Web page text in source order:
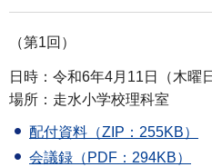
（第1回）
日時：令和6年4月11日（木曜
場所：走水小学校理科室
配付資料（ZIP：255KB）
会議録（PDF：294KB）